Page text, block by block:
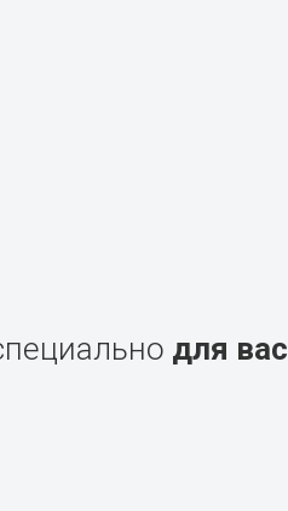
для вас